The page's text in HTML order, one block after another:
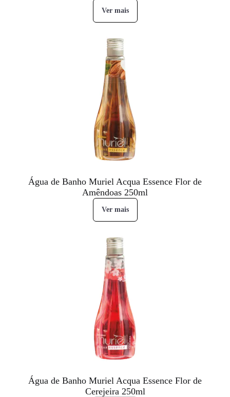
Ver mais
Água de Banho Muriel Acqua Essence Flor de
Amêndoas 250ml
Ver mais
Água de Banho Muriel Acqua Essence Flor de
Cerejeira 250ml